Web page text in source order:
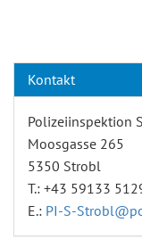
Kontakt
Polizeiinspektion
Moosgasse 265
5350 Strobl
T.: +43 59133
E.: PI-S-